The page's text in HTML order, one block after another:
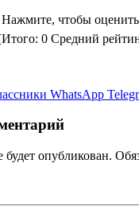
Нажмите, чтобы
0Средний
WhatsApp
опубликован.